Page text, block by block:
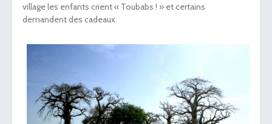
village les enfants crient « Toubabs ! » et certains
demandent des cadeaux.